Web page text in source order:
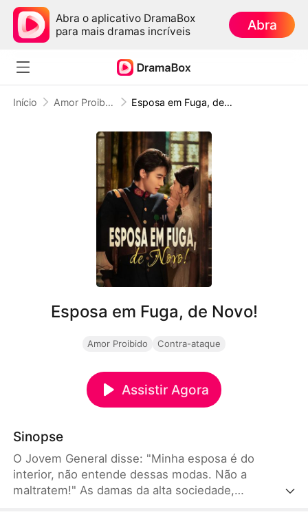
Abra o aplicativo DramaBox
para mais dramas incríveis
Abra
Início Amor Proibido Esposa em Fuga, de Novo!
Esposa em Fuga, de Novo!
Amor Proibido Contra-ataque
Assistir Agora
Sinopse
O Jovem General disse: "Minha esposa é do
interior, não entende dessas modas. Não a
maltratem!" As damas da alta sociedade,